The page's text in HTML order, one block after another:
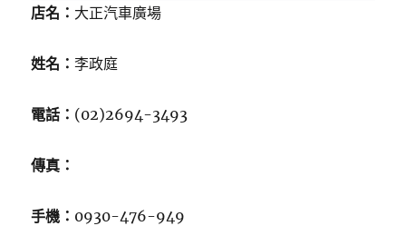
店名： 大正汽車廣場
姓名：李政庭
電話： (02)2694-3493
傳真：
手機： 0930-476-949